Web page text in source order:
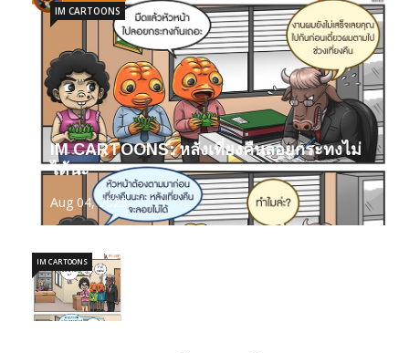
IM CARTOONS: หลังเที่ยงคืนลอยกระทงไม่
ได้นะ
Aug 04, 2023
IM CARTOONS
IM CARTOONS